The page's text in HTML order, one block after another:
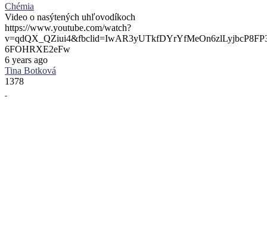
Chémia
Video o nasýtených uhľovodíkoch
https://www.youtube.com/watch?
6FOHRXE2eFw
6 years ago
Tina Botková
1378